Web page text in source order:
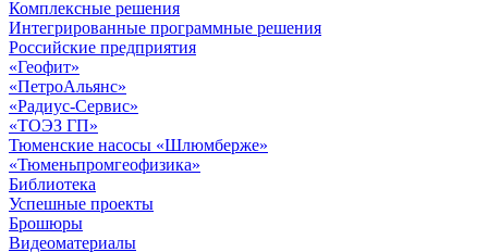
Комплексные решения
Интегрированные программные решения
Российские предприятия
«Геофит»
«ПетроАльянс»
«Радиус-Сервис»
«ТОЭЗ ГП»
Тюменские насосы «Шлюмберже»
«Тюменьпромгеофизика»
Библиотека
Успешные проекты
Брошюры
Видеоматериалы